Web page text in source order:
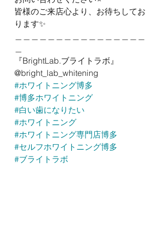
皆様のご来店心より、お待ちしてお
ります✨
『BrightLab.ブライトラボ』
@bright_lab_whitening
#ホワイトニング博多
#博多ホワイトニング
#白い歯になりたい
#ホワイトニング
#ホワイトニング専門店博多
#セルフホワイトニング博多
#ブライトラボ